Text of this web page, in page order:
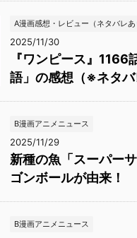
A漫画感想・レビュー（ネタバレあ
2025/11/30
『ワンピース』1166
語」の感想（※ネタバ
B漫画アニメニュース
2025/11/29
新種の魚「スーパー
ゴンボールが由来！
B漫画アニメニュース